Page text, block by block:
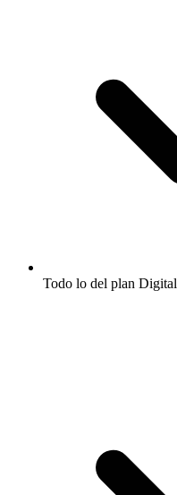
Todo lo del plan Digital